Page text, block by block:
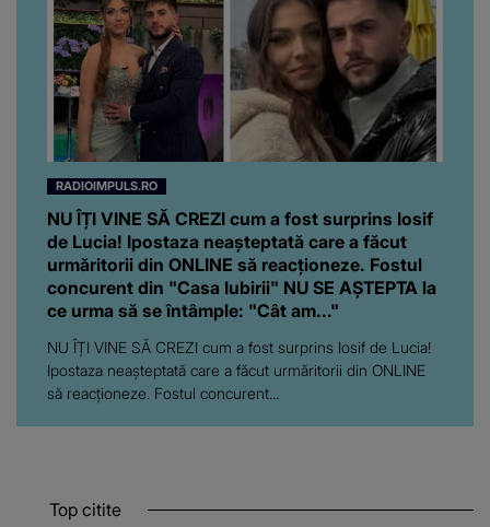
RADIOIMPULS.RO
NU ÎȚI VINE SĂ CREZI cum a fost surprins Iosif
de Lucia! Ipostaza neașteptată care a făcut
urmăritorii din ONLINE să reacționeze. Fostul
concurent din "Casa Iubirii" NU SE AȘTEPTA la
ce urma să se întâmple: "Cât am..."
NU ÎȚI VINE SĂ CREZI cum a fost surprins Iosif de Lucia!
Ipostaza neașteptată care a făcut urmăritorii din ONLINE
să reacționeze. Fostul concurent...
Top citite